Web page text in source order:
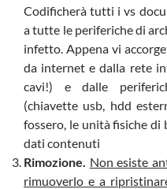
Codificherà tutti i vs
a tutte le periferiche di
infetto. Appena vi
da internet e dalla rete
cavi!) e dalle
(chiavette usb, hdd
fossero, le unità fisiche di
dati contenuti
Rimozione. Non esiste
rimuoverlo e a